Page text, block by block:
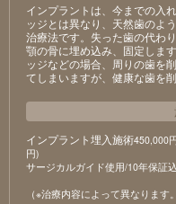
インプラントは、今までの入
ッジとは異なり、天然歯のよ
治療法です。失った歯の代わ
顎の骨に埋め込み、固定しま
ッジなどの場合、周りの歯を
てしまいますが、健康な歯を
インプラント埋入施術450,000
円)
サージカルガイド使用/10年保証
（※治療内容によって異なります